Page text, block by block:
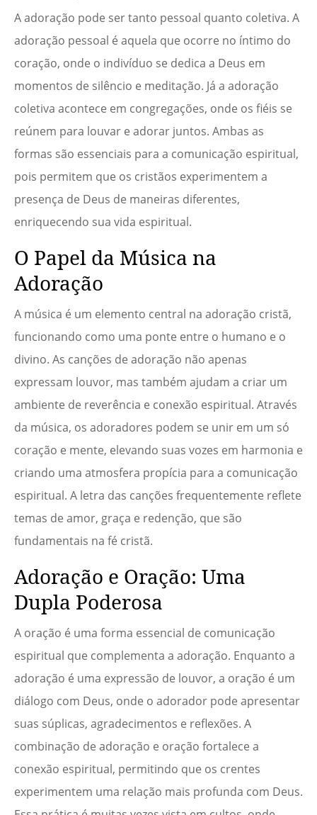
A adoração pode ser tanto pessoal quanto coletiva. A
adoração pessoal é aquela que ocorre no íntimo do
coração, onde o indivíduo se dedica a Deus em
momentos de silêncio e meditação. Já a adoração
coletiva acontece em congregações, onde os fiéis se
reúnem para louvar e adorar juntos. Ambas as
formas são essenciais para a comunicação espiritual,
pois permitem que os cristãos experimentem a
presença de Deus de maneiras diferentes,
enriquecendo sua vida espiritual.
O Papel da Música na
Adoração
A música é um elemento central na adoração cristã,
funcionando como uma ponte entre o humano e o
divino. As canções de adoração não apenas
expressam louvor, mas também ajudam a criar um
ambiente de reverência e conexão espiritual. Através
da música, os adoradores podem se unir em um só
coração e mente, elevando suas vozes em harmonia e
criando uma atmosfera propícia para a comunicação
espiritual. A letra das canções frequentemente reflete
temas de amor, graça e redenção, que são
fundamentais na fé cristã.
Adoração e Oração: Uma
Dupla Poderosa
A oração é uma forma essencial de comunicação
espiritual que complementa a adoração. Enquanto a
adoração é uma expressão de louvor, a oração é um
diálogo com Deus, onde o adorador pode apresentar
suas súplicas, agradecimentos e reflexões. A
combinação de adoração e oração fortalece a
conexão espiritual, permitindo que os crentes
experimentem uma relação mais profunda com Deus.